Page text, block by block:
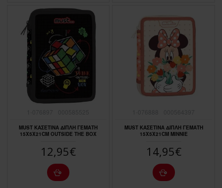
MUST ΚΑΣΕΤΙΝΑ ΔΙΠΛΗ ΓΕΜΑΤΗ
15X5X21CM OUTSIDE THE BOX
12,95€
MUST ΚΑΣΕΤΙΝΑ ΔΙΠΛΗ ΓΕΜΑΤΗ
15X5X21CM MINNIE
14,95€